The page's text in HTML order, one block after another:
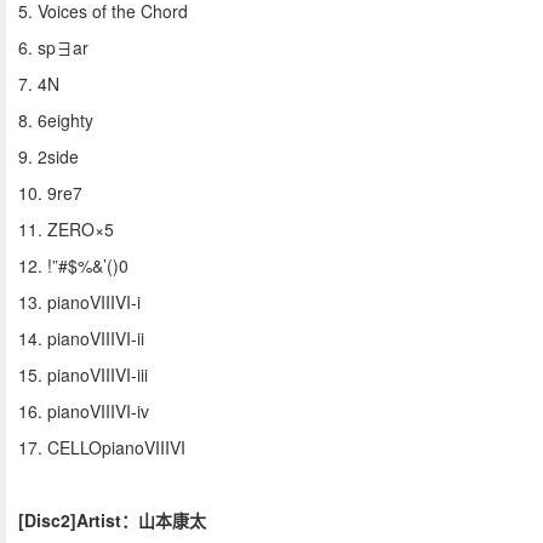
5. Voices of the Chord
6. sp∃ar
7. 4N
8. 6eighty
9. 2side
10. 9re7
11. ZERO×5
12. !”#$%&’()0
13. pianoVIIIVI-i
14. pianoVIIIVI-ii
15. pianoVIIIVI-iii
16. pianoVIIIVI-iv
17. CELLOpianoVIIIVI
[Disc2]Artist：山本康太